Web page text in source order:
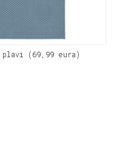
(69,99 eura)